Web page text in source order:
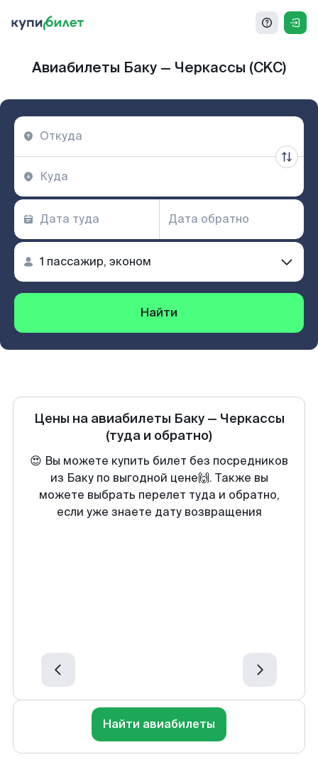
Авиабилеты Баку — Черкассы (CKC)
Найти
Цены на авиабилеты Баку— Черкассы
(туда и обратно)
😍 Вы можете купить билет без посредников
из Баку по выгодной цене🙌. Также вы
можете выбрать перелет туда и обратно,
если уже знаете дату возвращения
Найти авиабилеты